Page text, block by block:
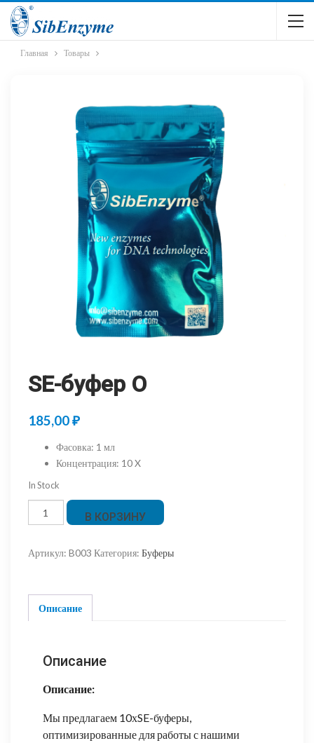
Главная Товары
SE-буфер O
185,00₽
Фасовка: 1 мл
Концентрация: 10 X
In Stock
Количество
товара
буфер
В КОРЗИНУ
Артикул: B003 Категория: Буферы
Описание
Описание
Описание:
Мы предлагаем 10хSE-буферы,
оптимизированные для работы с нашими